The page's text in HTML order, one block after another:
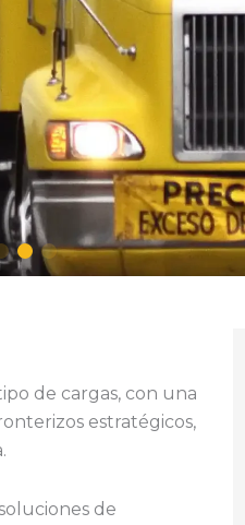
de cargas, con una
estratégicos,
de